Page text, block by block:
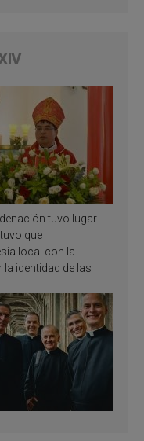
tuvo lugar
que
local con la
identidad de las